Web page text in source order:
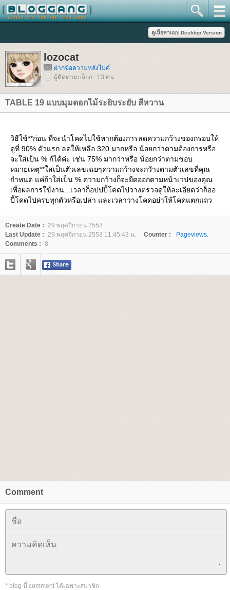
lozocat
ฝากข้อความหลังไมค์
ผู้ติดตามบล็อก : 13 คน
TABLE 19 แบบมุมดอกไม้ระยิบระยับ สีหวาน
วิธีใช้**ก่อน ที่จะนำโคดไปใช้หากต้องการลดความกว้างของกรอบให้
ดูที่ 90% ตัวแรก ลดให้เหลือ 320 มากหรือ น้อยกว่าตามต้องการหรือ
จะใส่เป็น % ก้ได้ค่ะ เช่น 75% มากว่าหรือ น้อยกว่าตามชอบ
หมายเหตุ**ใส่เป็นตัวเลขเฉยๆความกว้างจะกวัางตามตัวเลขที่คุณ
กำหนด แค่ถ้าใส่เป็น % ความกว้างก็จะยืดออกตามหน้าเวปของคุณ
เพื่อผลการใข้งาน...เวลาก็อปปปี้โคดไปวางตรวจดูให้ละเอียดว่าก็ออ
ปี้โคดไปครบทุกตัวหรือเปล่า และเวลาวางโคดอย่าให้โคดแตกแถว
Create Date : 29 พฤศจิกายน 2553
Last Update : 29 พฤศจิกายน 2553 11:45:43 น. Counter :
Pageviews.
Comments : 8
Comment
* blog นี้ comment ได้เฉพาะสมาชิก